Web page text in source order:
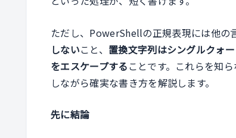
ただし、PowerShellの正規表現には他の
しないこと、 置換文字列はシングルクォ
をエスケープする ことです。これらを知
しながら確実な書き方を解説します。
先に結論